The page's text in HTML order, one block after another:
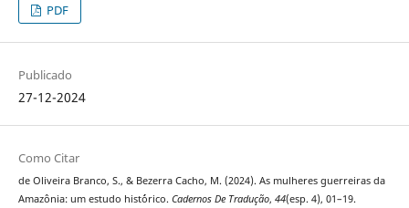
PDF
Publicado
27-12-2024
Como Citar
de Oliveira Branco, S., & Bezerra Cacho, M. (2024). As mulheres guerreiras da
Amazônia: um estudo hist´órico. Cadernos De Tradução, 44(esp. 4), 01–19.